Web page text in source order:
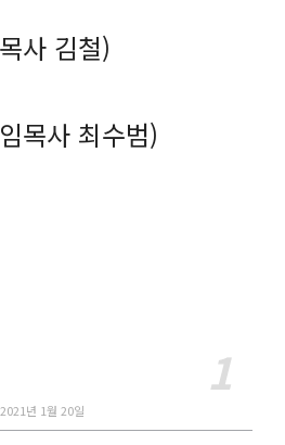
사 김철)
목사 최수범)
2021년 1월 20일